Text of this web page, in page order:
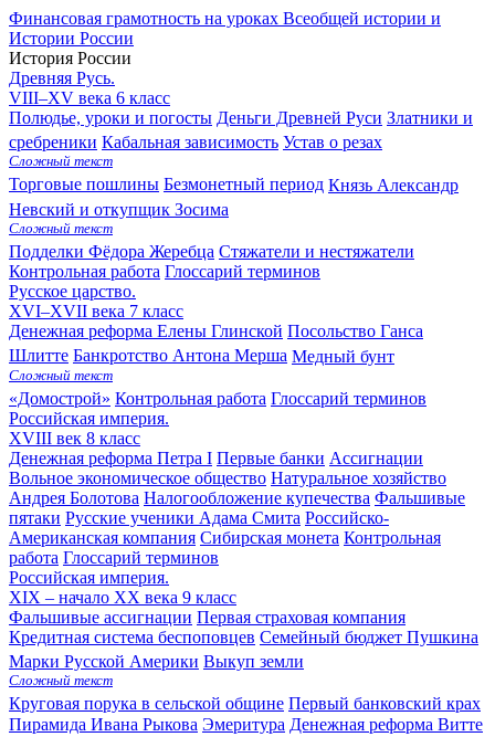
Финансовая грамотность на уроках Всеобщей истории и
Истории России
История России
Древняя Русь.
VIII–XV века 6 класс
Полюдье, уроки и погосты Деньги Древней Руси Златники и
сребреники Кабальная зависимость Устав о резах
Сложный текст
Торговые пошлины Безмонетный период Князь Александр
Невский и откупщик Зосима
Сложный текст
Подделки Фёдора Жеребца Стяжатели и нестяжатели
Контрольная работа Глоссарий терминов
Русское царство.
XVI–XVII века 7 класс
Денежная реформа Елены Глинской Посольство Ганса
Шлитте Банкротство Антона Мерша Медный бунт
Сложный текст
«Домострой» Контрольная работа Глоссарий терминов
Российская империя.
XVIII век 8 класс
Денежная реформа Петра I Первые банки Ассигнации
Вольное экономическое общество Натуральное хозяйство
Андрея Болотова Налогообложение купечества Фальшивые
пятаки Русские ученики Адама Смита Российско-
Американская компания Сибирская монета Контрольная
работа Глоссарий терминов
Российская империя.
XIX – начало XX века 9 класс
Фальшивые ассигнации Первая страховая компания
Кредитная система беспоповцев Семейный бюджет Пушкина
Марки Русской Америки Выкуп земли
Сложный текст
Круговая порука в сельской общине Первый банковский крах
Пирамида Ивана Рыкова Эмеритура Денежная реформа Витте